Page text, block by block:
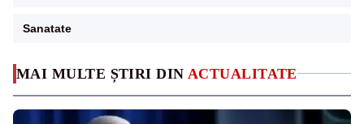
MAI MULTE ȘTIRI DIN ACTUALITATE
Sanatate